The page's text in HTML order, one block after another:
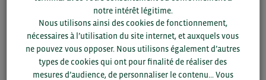
étant donné qu’une part importante de la main-d’œuvre vit à
l’étranger (environ 10 % de la population).
Le FMI prévoit une baisse de 3 % du PIB en 2020, suivie
d’une croissance de 7,5 % en 2021.
notre intérêt légitime.
Nous utilisons ainsi des cookies de fonctionnement,
nécessaires à l’utilisation du site internet, et auxquels vous
ne pouvez vous opposer. Nous utilisons également d’autres
types de cookies qui ont pour finalité de réaliser des
mesures d’audience, de personnaliser le contenu... Vous